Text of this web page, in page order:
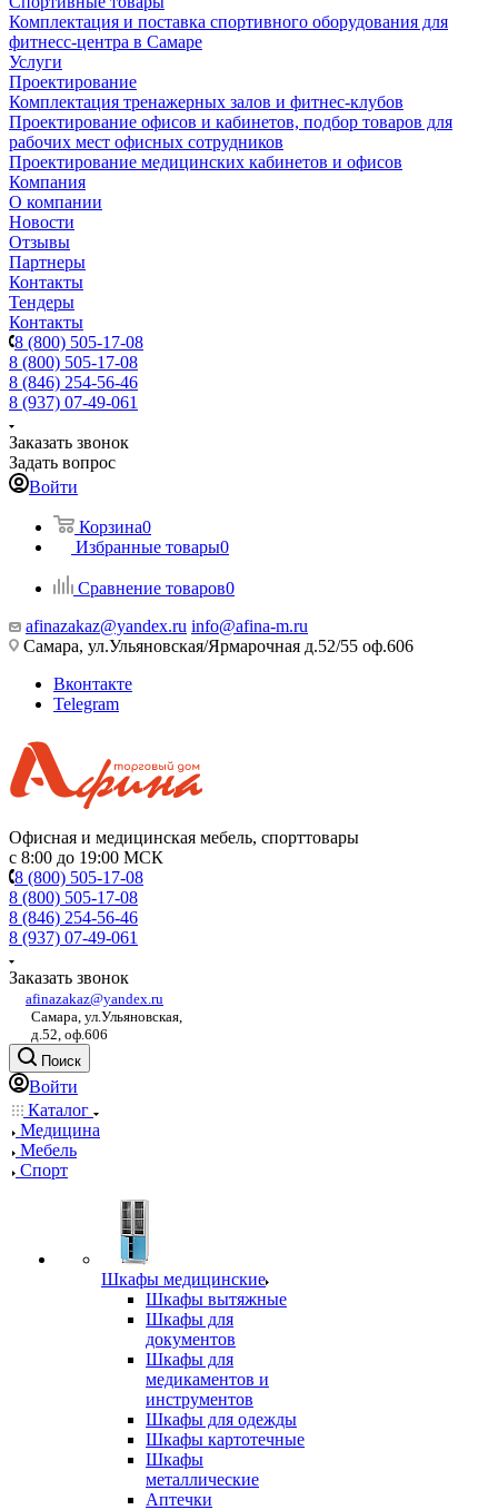
Комплектация и поставка спортивного оборудования для
фитнесс-центра в Самаре
Услуги
Проектирование
Комплектация тренажерных залов и фитнес-клубов
Проектирование офисов и кабинетов, подбор товаров для
рабочих мест офисных сотрудников
Проектирование медицинских кабинетов и офисов
Компания
О компании
Новости
Отзывы
Партнеры
Контакты
Тендеры
Контакты
8 (800) 505-17-08
8 (800) 505-17-08
8 (846) 254-56-46
8 (937) 07-49-061
Заказать звонок
Задать вопрос
Войти
Корзина0
Избранные товары0
Сравнение товаров0
afinazakaz@yandex.ru info@afina-m.ru
Самара, ул.Ульяновская/Ярмарочная д.52/55 оф.606
Вконтакте
Telegram
Офисная и медицинская мебель, спорттовары
с 8:00 до 19:00 МСК
8 (800) 505-17-08
8 (800) 505-17-08
8 (846) 254-56-46
8 (937) 07-49-061
Заказать звонок
afinazakaz@yandex.ru
Самара, ул.Ульяновская,
д.52, оф.606
Поиск
Войти
Каталог
Медицина
Мебель
Спорт
Шкафы медицинские
Шкафы вытяжные
Шкафы для
документов
Шкафы для
медикаментов и
инструментов
Шкафы для одежды
Шкафы картотечные
Шкафы
металлические
Аптечки